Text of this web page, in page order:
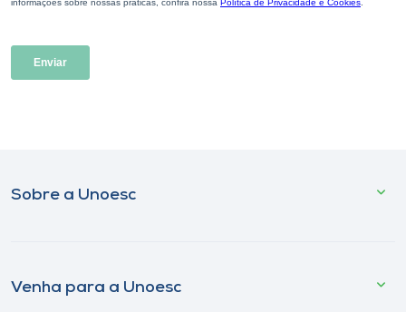
Sobre a Unoesc
Venha para a Unoesc